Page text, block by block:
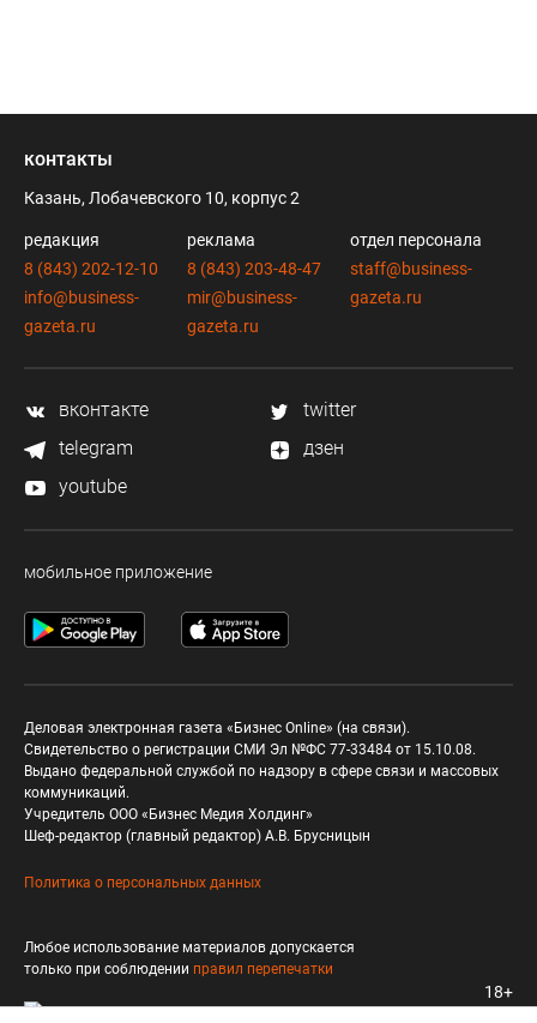
контакты
Казань, Лобачевского 10, корпус 2
редакция
8 (843) 202-12-10
info@business-
gazeta.ru
реклама
8 (843) 203-48-47
mir@business-
gazeta.ru
отдел персонала
staff@business-
gazeta.ru
вконтакте
twitter
telegram
дзен
youtube
мобильное приложение
Деловая электронная газета «Бизнес Online» (на связи).
Свидетельство о регистрации СМИ Эл №ФС 77-33484 от 15.10.08.
Выдано федеральной службой по надзору в сфере связи и массовых
коммуникаций.
Учредитель ООО «Бизнес Медия Холдинг»
Шеф-редактор (главный редактор) А.В. Брусницын
Политика о персональных данных
Любое использование материалов допускается
только при соблюдении правил перепечатки
18+